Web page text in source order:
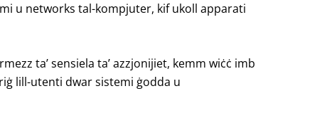
u networks tal-kompjuter, kif ukoll apparati
ta’ sensiela ta’ azzjonijiet, kemm wiċċ imb
lill-utenti dwar sistemi ġodda u